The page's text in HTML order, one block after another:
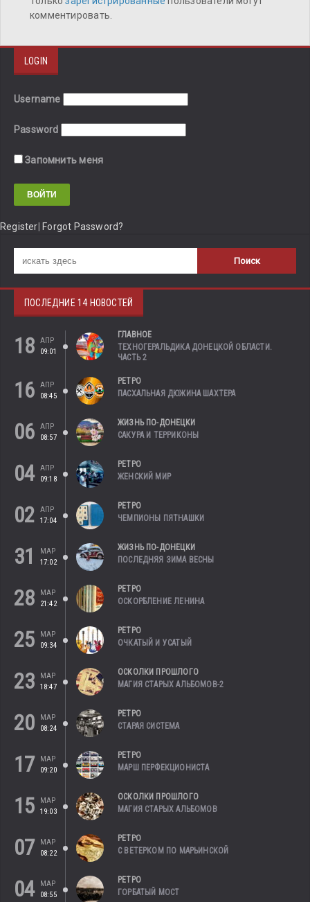
комментировать.
LOGIN
Username
Password
Запомнить меня
Register Forgot Password?
ПОСЛЕДНИЕ 14 НОВОСТЕЙ
18
АПР
09:01
ГЛАВНОЕ
ТЕХНОГЕРАЛЬДИКА ДОНЕЦКОЙ ОБЛАСТИ.
ЧАСТЬ 2
16
АПР
08:45
РЕТРО
ПАСХАЛЬНАЯ ДЮЖИНА ШАХТЕРА
06
АПР
08:57
ЖИЗНЬ ПО-ДОНЕЦКИ
САКУРА И ТЕРРИКОНЫ
04 АПР
09:18
РЕТРО
ЖЕНСКИЙ МИР
02
АПР
17:04
РЕТРО
ЧЕМПИОНЫ ПЯТНАШКИ
31
МАР
17:02
ЖИЗНЬ ПО-ДОНЕЦКИ
ПОСЛЕДНЯЯ ЗИМА ВЕСНЫ
28
МАР
21:42
РЕТРО
ОСКОРБЛЕНИЕ ЛЕНИНА
25
МАР
09:34
РЕТРО
ОЧКАТЫЙ И УСАТЫЙ
23
МАР
18:47
ОСКОЛКИ ПРОШЛОГО
МАГИЯ СТАРЫХ АЛЬБОМОВ-2
20
МАР
08:24
РЕТРО
СТАРАЯ СИСТЕМА
17
МАР
09:20
РЕТРО
МАРШ ПЕРФЕКЦИОНИСТА
15
МАР
19:03
ОСКОЛКИ ПРОШЛОГО
МАГИЯ СТАРЫХ АЛЬБОМОВ
07
МАР
08:22
РЕТРО
С ВЕТЕРКОМ ПО МАРЬИНСКОЙ
04
МАР
08:55
РЕТРО
ГОРБАТЫЙ МОСТ